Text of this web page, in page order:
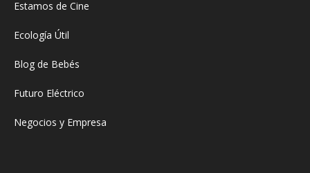
Estamos de Cine
Ecología Útil
Blog de Bebés
Futuro Eléctrico
Negocios y Empresa